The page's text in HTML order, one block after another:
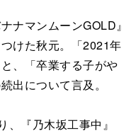
ナマンムーンGOLD』
けた秋元。「2021年
、「卒業する子がや
について言及。
、『乃木坂工事中』